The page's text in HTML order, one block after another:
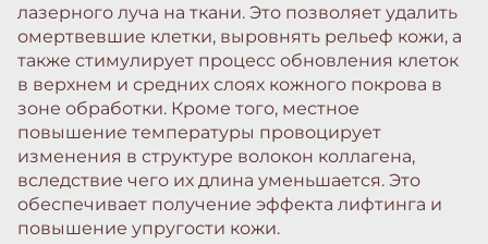
лазерного луча на ткани. Это позволяет удалить
омертвевшие клетки, выровнять рельеф кожи, а
также стимулирует процесс обновления клеток
в верхнем и средних слоях кожного покрова в
зоне обработки. Кроме того, местное
повышение температуры провоцирует
изменения в структуре волокон коллагена,
вследствие чего их длина уменьшается. Это
обеспечивает получение эффекта лифтинга и
повышение упругости кожи.